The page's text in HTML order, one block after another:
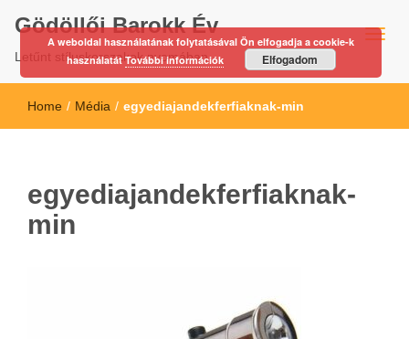
Gödöllői Barokk Év
Letűnt stíluskorszakok nyomában…
Home / Média / egyediajandekferfiaknak-min
egyediajandekferfiaknak-
min
A weboldal használatának folytatásával Ön elfogadja a cookie-k
használatátTovábbi információk Elfogadom